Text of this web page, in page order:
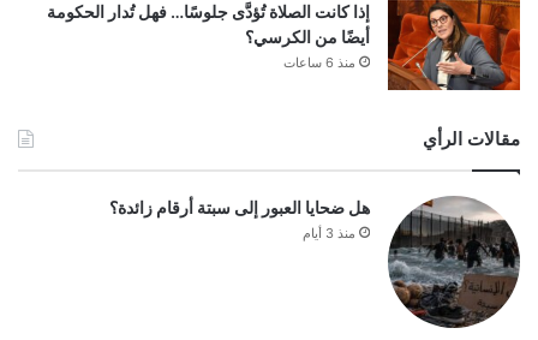
إذا كانت الصلاة تُؤدَّى جلوسًا… فهل تُدار الحكومة
أيضًا من الكرسي؟
منذ 6 ساعات
مقالات الرأي
هل ضحايا العبور إلى سبتة أرقام زائدة؟
منذ 3 أيام